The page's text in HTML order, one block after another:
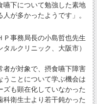
下について勉強した素地
が多かったようです」。
事務局長の小島哲也先生
ルクリニック、大阪市）
が対象で、摂食嚥下障害
うことについて学ぶ機会は
も顕在化していなかった
衛生士より若干鈍かった